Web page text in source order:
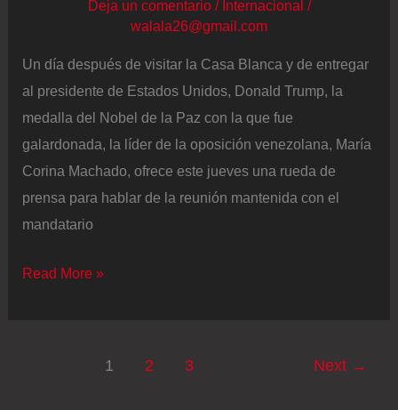
Deja un comentario / Internacional /
walala26@gmail.com
Un día después de visitar la Casa Blanca y de entregar
al presidente de Estados Unidos, Donald Trump, la
medalla del Nobel de la Paz con la que fue
galardonada, la líder de la oposición venezolana, María
Corina Machado, ofrece este jueves una rueda de
prensa para hablar de la reunión mantenida con el
mandatario
Últimas
Read More »
1 2 3 Next →